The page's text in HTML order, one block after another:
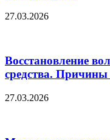
27.03.2026
Восстановление
средства.
27.03.2026